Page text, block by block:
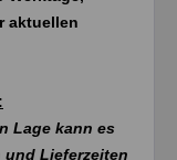
aktuellen
Lage kann es
Lieferzeiten